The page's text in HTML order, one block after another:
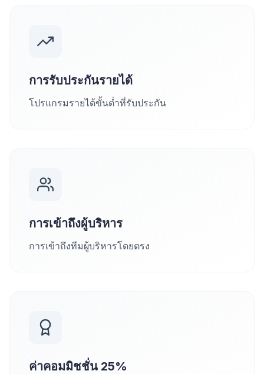
การรับประกันรายได้
โปรแกรมรายได้ขั้นต่ำที่รับประกัน
การเข้าถึงผู้บริหาร
การเข้าถึงทีมผู้บริหารโดยตรง
ค่าคอมมิชชั่น 25%